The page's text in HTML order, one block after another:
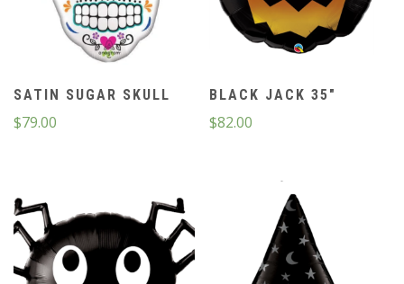
SATIN SUGAR SKULL
$79.00
BLACK JACK 35″
$82.00